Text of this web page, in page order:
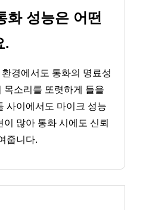
화 성능은 어떤
.
경에서도 통화의 명료성
목소리를 또렷하게 들을
사이에서도 마이크 성능
많아 통화 시에도 신뢰
줍니다.